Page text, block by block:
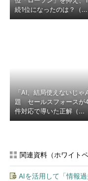
続1位になったのは？（...
「AI、結局使えないじゃ
題 セールスフォースが
件対応で導いた正解（...
関連資料（ホワイトペ
AIを活用して「情報